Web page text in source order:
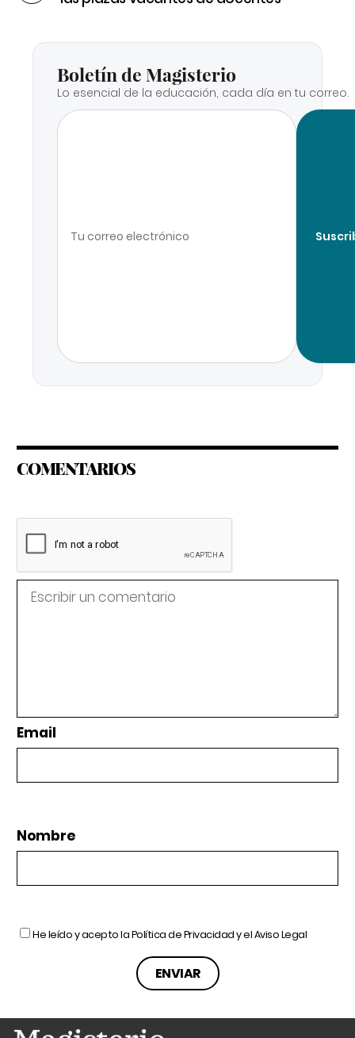
Boletín de Magisterio
Lo esencial de la educación, cada día en tu correo.
COMENTARIOS
Email
Nombre
He leído y acepto laPolítica de Privacidady elAviso Legal